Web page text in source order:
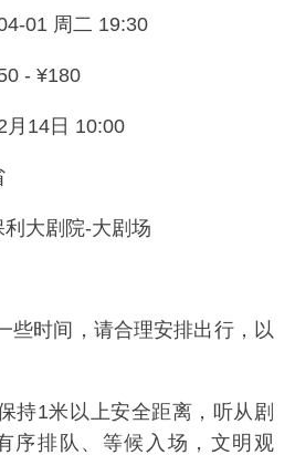
01 周二 19:30
- ¥180
月14日 10:00
大剧院-大剧场
些时间，请合理安排出行，以
持1米以上安全距离，听从剧
序排队、等候入场，文明观